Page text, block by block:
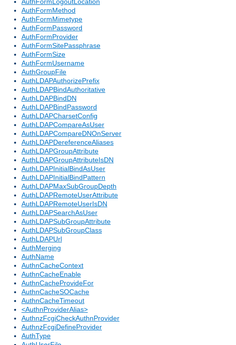
AuthFormLogoutLocation
AuthFormMethod
AuthFormMimetype
AuthFormPassword
AuthFormProvider
AuthFormSitePassphrase
AuthFormSize
AuthFormUsername
AuthGroupFile
AuthLDAPAuthorizePrefix
AuthLDAPBindAuthoritative
AuthLDAPBindDN
AuthLDAPBindPassword
AuthLDAPCharsetConfig
AuthLDAPCompareAsUser
AuthLDAPCompareDNOnServer
AuthLDAPDereferenceAliases
AuthLDAPGroupAttribute
AuthLDAPGroupAttributeIsDN
AuthLDAPInitialBindAsUser
AuthLDAPInitialBindPattern
AuthLDAPMaxSubGroupDepth
AuthLDAPRemoteUserAttribute
AuthLDAPRemoteUserIsDN
AuthLDAPSearchAsUser
AuthLDAPSubGroupAttribute
AuthLDAPSubGroupClass
AuthLDAPUrl
AuthMerging
AuthName
AuthnCacheContext
AuthnCacheEnable
AuthnCacheProvideFor
AuthnCacheSOCache
AuthnCacheTimeout
<AuthnProviderAlias>
AuthnzFcgiCheckAuthnProvider
AuthnzFcgiDefineProvider
AuthType